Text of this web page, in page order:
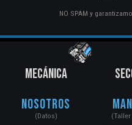
NO SPAM y
MECÁNICA
Nosotros
(Datos)